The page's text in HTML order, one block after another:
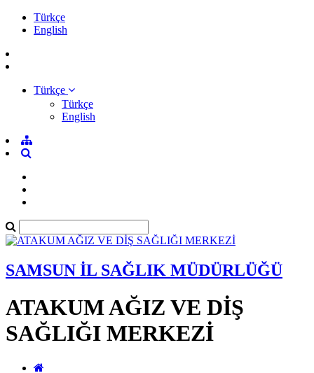
Türkçe
English
Türkçe
Türkçe
English
SAMSUN İL SAĞLIK MÜDÜRLÜĞÜ
ATAKUM AĞIZ VE DİŞ
SAĞLIĞI MERKEZİ